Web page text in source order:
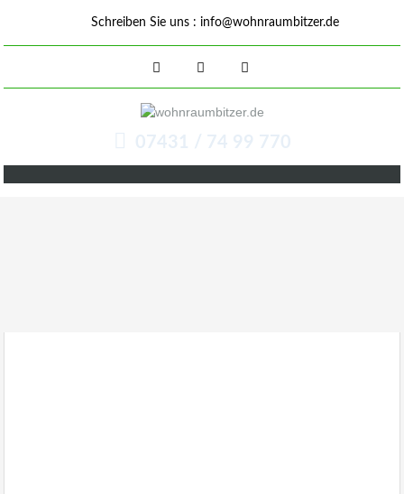
Schreiben Sie uns : info@wohnraumbitzer.de
07431 / 74 99 770